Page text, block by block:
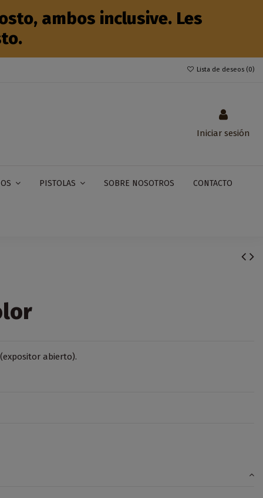
ambos inclusive. Les
Lista de deseos (0)
Iniciar sesión
PISTOLAS SOBRE NOSOTROS CONTACTO
abierto).